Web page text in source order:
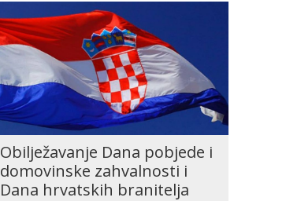
Obilježavanje Dana pobjede i
domovinske zahvalnosti i
Dana hrvatskih branitelja